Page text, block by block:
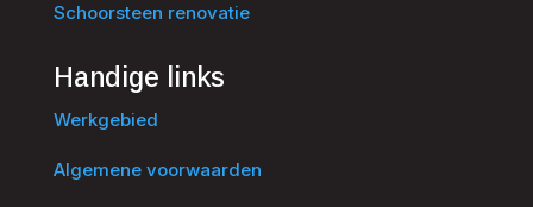
Schoorsteen renovatie
Handige links
Werkgebied
Algemene voorwaarden